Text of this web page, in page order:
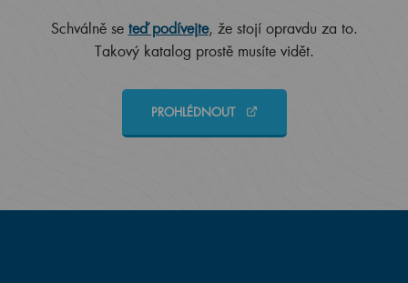
Schválně se teď podívejte, že stojí opravdu za to.
Takový katalog prostě musíte vidět.
PROHLÉDNOUT